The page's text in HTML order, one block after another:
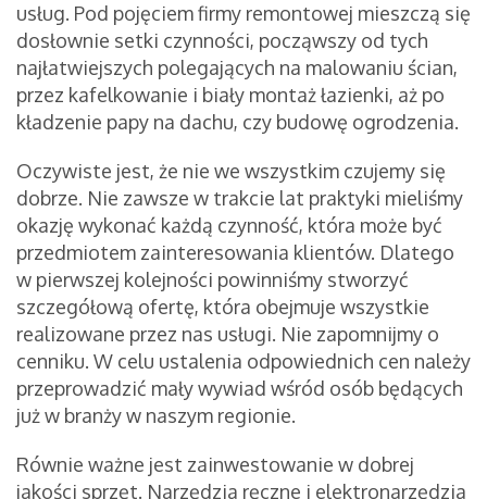
usług. Pod pojęciem firmy remontowej mieszczą się
dosłownie setki czynności, począwszy od tych
najłatwiejszych polegających na malowaniu ścian,
przez kafelkowanie i biały montaż łazienki, aż po
kładzenie papy na dachu, czy budowę ogrodzenia.
Oczywiste jest, że nie we wszystkim czujemy się
dobrze. Nie zawsze w trakcie lat praktyki mieliśmy
okazję wykonać każdą czynność, która może być
przedmiotem zainteresowania klientów. Dlatego
w pierwszej kolejności powinniśmy stworzyć
szczegółową ofertę, która obejmuje wszystkie
realizowane przez nas usługi. Nie zapomnijmy o
cenniku. W celu ustalenia odpowiednich cen należy
przeprowadzić mały wywiad wśród osób będących
już w branży w naszym regionie.
Równie ważne jest zainwestowanie w dobrej
jakości sprzęt. Narzędzia ręczne i elektronarzędzia